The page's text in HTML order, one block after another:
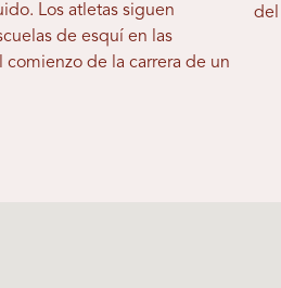
Los atletas siguen
de esquí en las
comienzo de la carrera de un
del